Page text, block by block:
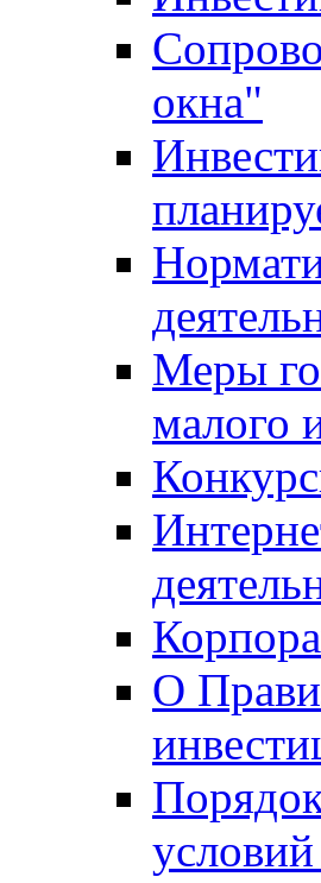
окна"
Меры
малого
О